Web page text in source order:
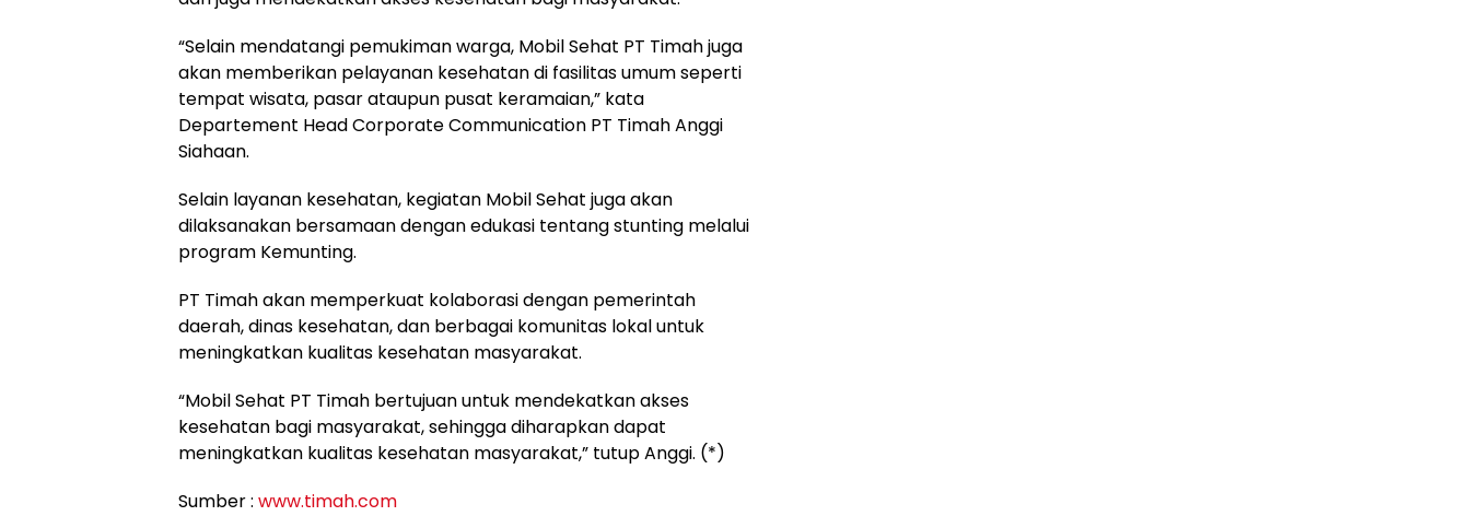
“Selain mendatangi pemukiman warga, Mobil Sehat PT Timah juga
akan memberikan pelayanan kesehatan di fasilitas umum seperti
tempat wisata, pasar ataupun pusat keramaian,” kata
Departement Head Corporate Communication PT Timah Anggi
Siahaan.
Selain layanan kesehatan, kegiatan Mobil Sehat juga akan
dilaksanakan bersamaan dengan edukasi tentang stunting melalui
program Kemunting.
PT Timah akan memperkuat kolaborasi dengan pemerintah
daerah, dinas kesehatan, dan berbagai komunitas lokal untuk
meningkatkan kualitas kesehatan masyarakat.
“Mobil Sehat PT Timah bertujuan untuk mendekatkan akses
kesehatan bagi masyarakat, sehingga diharapkan dapat
meningkatkan kualitas kesehatan masyarakat,” tutup Anggi. (*)
Sumber : www.timah.com